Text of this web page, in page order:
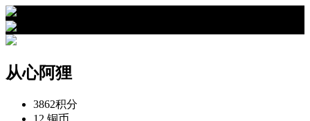
从心阿狸
3862积分
12 铜币